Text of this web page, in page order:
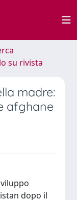
su rivista
madre:
afghane
dopo il